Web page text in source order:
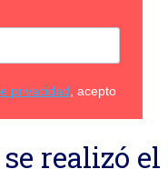
realizó el